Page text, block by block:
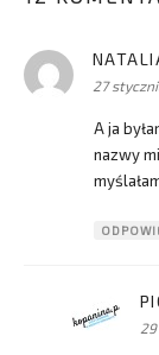
27
A ja
nazwy